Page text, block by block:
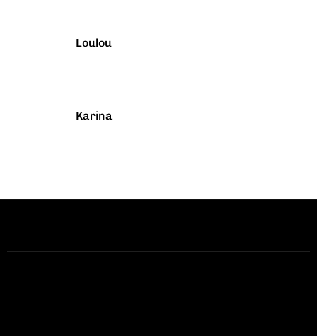
Loulou
Karina